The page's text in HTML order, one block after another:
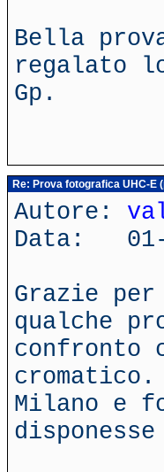
Bella
regalato
Gp.
Re: Prova fotografica UHC-E
Autore:
Data: 01-
Grazie
qualche
confronto
Milano e